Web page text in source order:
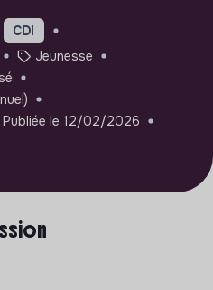
CDI
Jeunesse
Publiée le 12/02/2026